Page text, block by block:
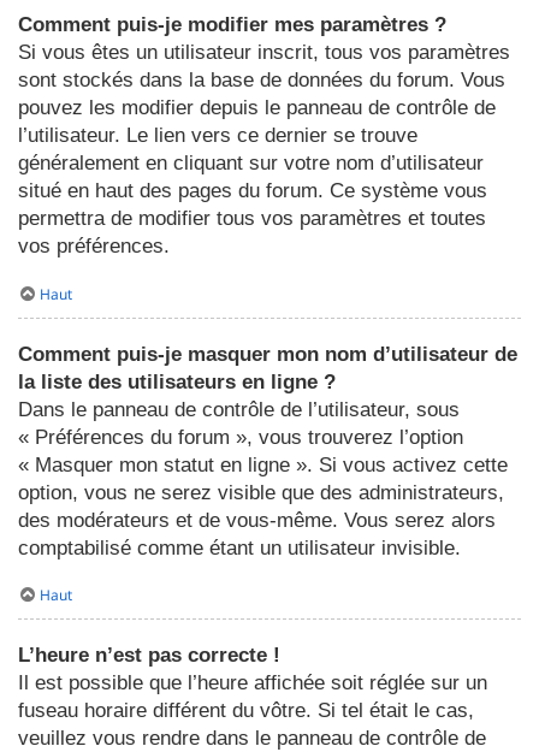
Comment puis-je modifier mes paramètres ?
Si vous êtes un utilisateur inscrit, tous vos paramètres
sont stockés dans la base de données du forum. Vous
pouvez les modifier depuis le panneau de contrôle de
l’utilisateur. Le lien vers ce dernier se trouve
généralement en cliquant sur votre nom d’utilisateur
situé en haut des pages du forum. Ce système vous
permettra de modifier tous vos paramètres et toutes
vos préférences.
Haut
Comment puis-je masquer mon nom d’utilisateur de
la liste des utilisateurs en ligne ?
Dans le panneau de contrôle de l’utilisateur, sous
« Préférences du forum », vous trouverez l’option
« Masquer mon statut en ligne ». Si vous activez cette
option, vous ne serez visible que des administrateurs,
des modérateurs et de vous-même. Vous serez alors
comptabilisé comme étant un utilisateur invisible.
Haut
L’heure n’est pas correcte !
Il est possible que l’heure affichée soit réglée sur un
fuseau horaire différent du vôtre. Si tel était le cas,
veuillez vous rendre dans le panneau de contrôle de